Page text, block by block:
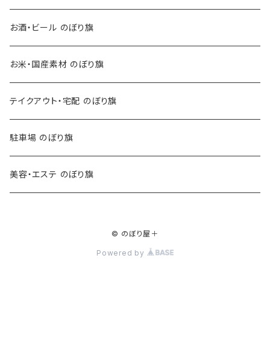
お酒・ビール のぼり旗
お米・国産素材 のぼり旗
テイクアウト・宅配 のぼり旗
駐車場 のぼり旗
美容・エステ のぼり旗
© のぼり屋＋
Powered by